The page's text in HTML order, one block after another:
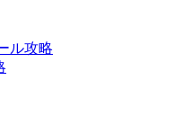
ル攻略